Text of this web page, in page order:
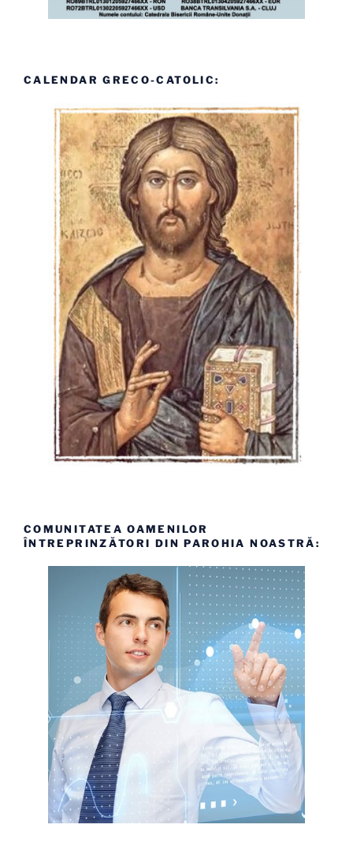
CALENDAR GRECO-CATOLIC:
COMUNITATEA OAMENILOR
ÎNTREPRINZĂTORI DIN PAROHIA NOASTRĂ: